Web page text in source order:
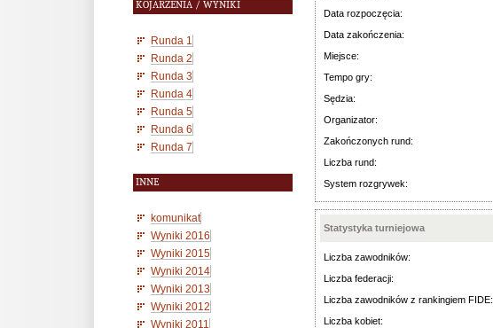
KOJARZENIA / WYNIKI
Runda 1
Runda 2
Runda 3
Runda 4
Runda 5
Runda 6
Runda 7
INNE
komunikat
Wyniki 2016
Wyniki 2015
Wyniki 2014
Wyniki 2013
Wyniki 2012
Wyniki 2011
Data rozpoczęcia:
Data zakończenia:
Miejsce:
Tempo gry:
Sędzia:
Organizator:
Zakończonych rund:
Liczba rund:
System rozgrywek:
Statystyka turniejowa
Liczba zawodników:
Liczba federacji:
Liczba zawodników z rankingiem FIDE:
Liczba kobiet: